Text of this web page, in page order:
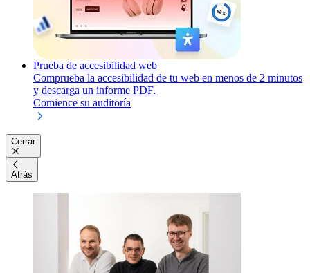
Prueba de accesibilidad web
Comprueba la accesibilidad de tu web en menos de 2 minutos
y descarga un informe PDF.
Comience su auditoría
Cerrar
Atrás